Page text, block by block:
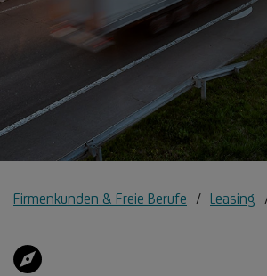
Firmenkunden & Freie Berufe Leasing